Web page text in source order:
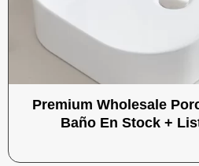
Premium Wholesale
Baño En Stock +